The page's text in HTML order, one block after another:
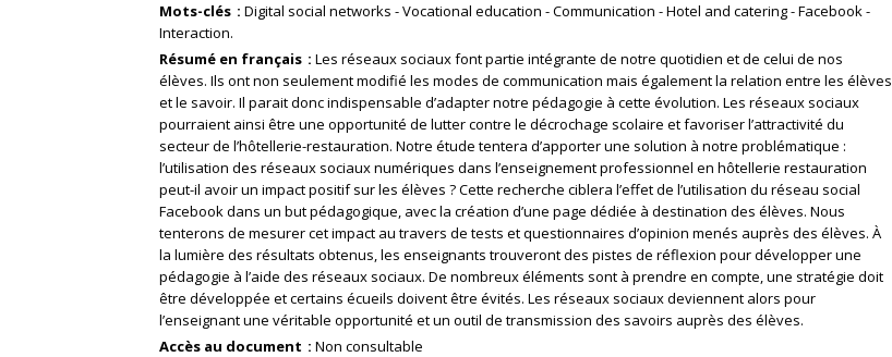
Mots-clés
Digital social networks - Vocational education - Communication - Hotel and catering - Facebook -
Interaction.
Résumé en français
Les réseaux sociaux font partie intégrante de notre quotidien et de celui de nos
élèves. Ils ont non seulement modifié les modes de communication mais également la relation entre les élèves
et le savoir. Il parait donc indispensable d’adapter notre pédagogie à cette évolution. Les réseaux sociaux
pourraient ainsi être une opportunité de lutter contre le décrochage scolaire et favoriser l’attractivité du
secteur de l’hôtellerie-restauration. Notre étude tentera d’apporter une solution à notre problématique :
l’utilisation des réseaux sociaux numériques dans l’enseignement professionnel en hôtellerie restauration
peut-il avoir un impact positif sur les élèves ? Cette recherche ciblera l’effet de l’utilisation du réseau social
Facebook dans un but pédagogique, avec la création d’une page dédiée à destination des élèves. Nous
tenterons de mesurer cet impact au travers de tests et questionnaires d’opinion menés auprès des élèves. À
la lumière des résultats obtenus, les enseignants trouveront des pistes de réflexion pour développer une
pédagogie à l’aide des réseaux sociaux. De nombreux éléments sont à prendre en compte, une stratégie doit
être développée et certains écueils doivent être évités. Les réseaux sociaux deviennent alors pour
l’enseignant une véritable opportunité et un outil de transmission des savoirs auprès des élèves.
Accès au document
Non consultable